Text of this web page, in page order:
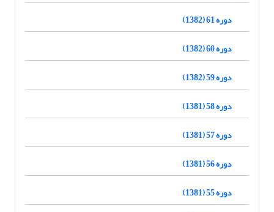
دوره 61 (1382)
دوره 60 (1382)
دوره 59 (1382)
دوره 58 (1381)
دوره 57 (1381)
دوره 56 (1381)
دوره 55 (1381)